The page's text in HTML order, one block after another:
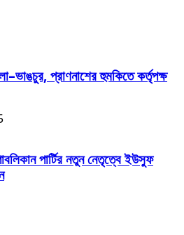
প্রাণনাশের হুমকিতে কর্তৃপক্ষ
পার্টির নতুন নেতৃত্বে ইউসুফ